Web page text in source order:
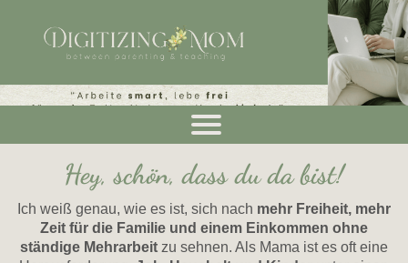
Hey, schön, dass du da bist!
Ich weiß genau, wie es ist, sich nach mehr Freiheit, mehr
Zeit für die Familie und einem Einkommen ohne
ständige Mehrarbeit zu sehnen. Als Mama ist es oft eine